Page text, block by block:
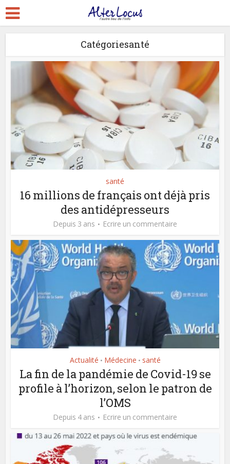
Catégoriesanté
santé
16 millions de français ont déjà pris
des antidépresseurs
Depuis 3 ans Ecrire un commentaire
Actualité • Médecine • santé
La fin de la pandémie de Covid-19 se
profile à l’horizon, selon le patron de
l’OMS
Depuis 4 ans Ecrire un commentaire